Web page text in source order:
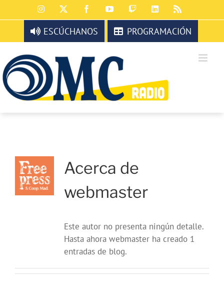
al
contenido
Instagram FacebookYouTubeTwitchLinkedIn
ESCÚCHANOS PROGRAMACIÓN
Acerca de
webmaster
Este autor no presenta ningún detalle.
Hasta ahora webmaster ha creado 1
entradas de blog.